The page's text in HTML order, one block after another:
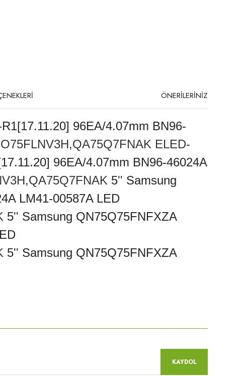
ÖNERİLERİNİZ
96EA/4.07mm BN96-
ELED-
96EA/4.07mm BN96-46024A
5'' Samsung
LM41-00587A LED
5'' Samsung QN75Q75FNFXZA
5'' Samsung QN75Q75FNFXZA
KAYDOL